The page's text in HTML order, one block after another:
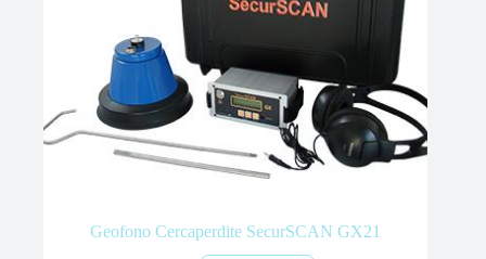
Geofono Cercaperdite SecurSCAN GX21